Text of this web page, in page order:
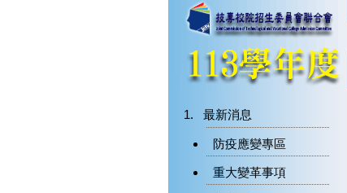
最新消息
防疫應變專區
重大變革事項